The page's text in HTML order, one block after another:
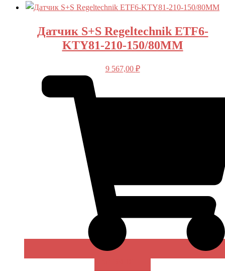
Датчик S+S Regeltechnik ETF6-
KTY81-210-150/80MM
9 567,00 ₽